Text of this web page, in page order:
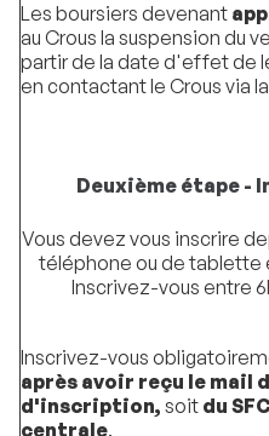
Les boursiers devenant
au Crous la suspension du
partir de la date d'effet de
en contactant le Crous via
Deuxième étape -
Vous devez vous inscrire
téléphone ou de
Inscrivez-vous entre
Inscrivez-vous
après avoir reçu le
d'inscription, soit du
centrale.